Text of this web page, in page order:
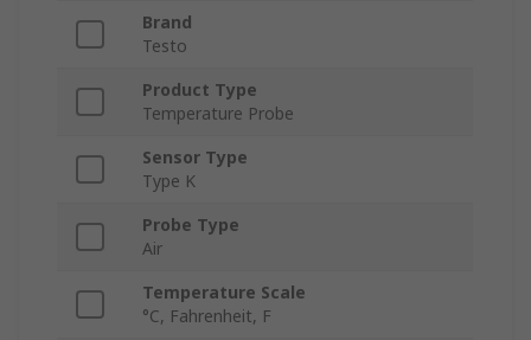
Brand
Testo
Product Type
Temperature Probe
Sensor Type
Type K
Probe Type
Air
Temperature Scale
°C, Fahrenheit, F